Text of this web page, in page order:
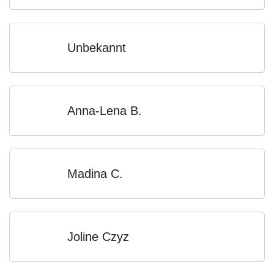
Unbekannt
Anna-Lena B.
Madina C.
Joline Czyz